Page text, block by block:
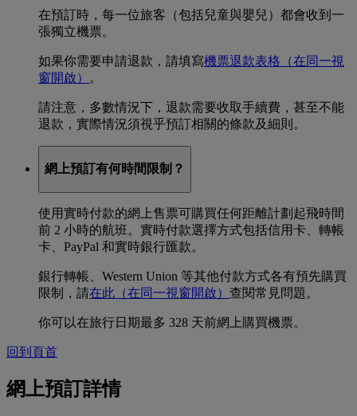
在預訂時，每一位旅客（包括兒童與嬰兒）都會收到一
張獨立機票。
如果你需要申請退款，請填寫機票退款表格 （在同一視
窗開啟）
。
請注意，多數情況下，退款需要收取手續費，甚至不能
退款，實際情況須視乎預訂相關的條款及細則。
網上預訂有何時間限制？
使用實時付款的網上售票可購買任何距離計劃起飛時間
前 2 小時的航班。實時付款選擇方式包括信用卡、轉帳
卡、PayPal 和實時銀行匯款。
銀行轉帳、Western Union 等其他付款方式各有預先購買
限制，請在此 （在同一視窗開啟） 查閱常見問題。
你可以在旅行日期最多 328 天前網上購買機票。
回到頁首
網上預訂詳情